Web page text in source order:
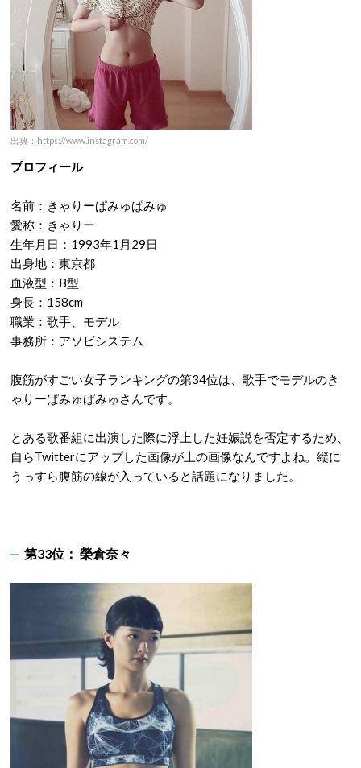
出典：https://www.instagram.com/
プロフィール
名前：きゃりーぱみゅぱみゅ
愛称：きゃりー
生年月日：1993年1月29日
出身地：東京都
血液型：B型
身長：158cm
職業：歌手、モデル
事務所：アソビシステム
腹筋がすごい女子ランキングの第34位は、歌手でモデルのき
ゃりーぱみゅぱみゅさんです。
とある歌番組に出演した際に浮上した妊娠説を否定するため、
自らTwitterにアップした画像が上の画像なんですよね。縦に
うっすら腹筋の線が入っていると話題になりました。
第33位： 榮倉奈々